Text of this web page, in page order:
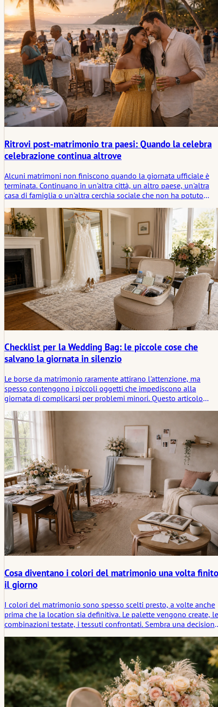
Ritrovi post-matrimonio tra paesi: Quando la celebra
celebrazione continua altrove
Alcuni matrimoni non finiscono quando la giornata ufficiale è
terminata. Continuano in un'altra città, un altro paese, un'altra
casa di famiglia o un'altra cerchia sociale che non ha potuto
significano realmente i raduni post-matrimonio in diversi paesi e
perché sono spesso meno simili a un bis che a una seconda
forma del matrimonio stesso.
Checklist per la Wedding Bag: le piccole cose che
salvano la giornata in silenzio
Le borse da matrimonio raramente attirano l'attenzione, ma
spesso contengono i piccoli oggetti che impediscono alla
giornata di complicarsi per problemi minori. Questo articolo
cose più utili spesso contano di più solo col senno di poi.
Cosa diventano i colori del matrimonio una volta finito
il giorno
I colori del matrimonio sono spesso scelti presto, a volte anche
prima che la location sia definitiva. Le palette vengono create, le
combinazioni testate, i tessuti confrontati. Sembra una decisione